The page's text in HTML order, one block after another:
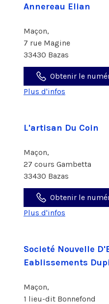
Annereau Elian
Maçon,
7 rue Magine
33430 Bazas
Obtenir le
Plus d'infos
L'artisan Du Coin
Maçon,
27 cours Gambetta
33430 Bazas
Obtenir le
Plus d'infos
Societé Nouvelle
Eablissements
Maçon,
1 lieu-dit Bonnefond